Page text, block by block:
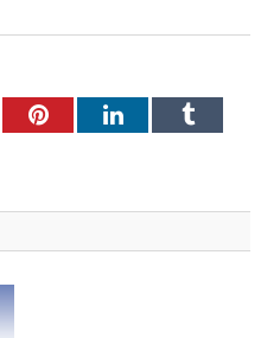
PinterestLinkedInTumblr